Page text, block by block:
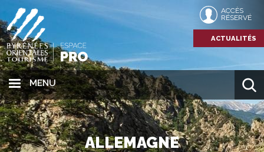
MENU
ACCÈS
RÉSERVÉ
ACTUALITÉS
ALLEMAGNE